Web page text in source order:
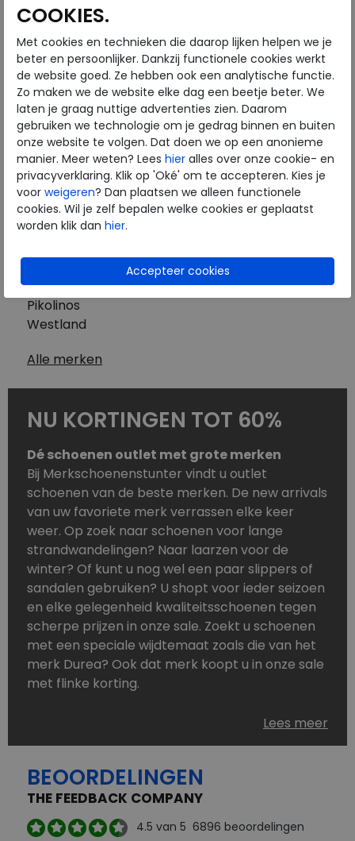
Gabor
Piedi Nudi
Pikolinos
Solidus
Think
Waldlaufer
Westland
Wolky
Herenschoenen
Australian
Birkenstock
Clarks
Mephisto
Pikolinos
Westland
Alle merken
NU KORTINGEN TOT 60%
Dé schoenen outlet met grote merken
Bij Merkschoenenstunter vindt u outlet
schoenen van de beste merken. De new arrivals
van uw favoriete merk verrassen elke keer
weer. Op zoek naar schoenen voor lange
strandwandelingen? Naar laarzen voor de
winter? Of kunt u nog wel een paar slippers of
sandalen gebruiken? U shopt voor ieder seizoen
en elke gelegenheid kwaliteitsschoenen tegen
scherpe prijzen in onze sale. Zoekt u schoenen
met een speciale wijdtemaat zoals die van het
merk Durea? Ook dat merk koopt u in onze sale
met flinke korting.
Schoenen heeft u nooit genoeg. Goedkope
schoenen, maar dus wel van topmerken,
aanbod is zo compleet dat u altijd wel een
passend paar vindt.
Welke schoenmerken vindt u in onze online
Lees meer
BEOORDELINGEN
THE FEEDBACK COMPANY
4.5 van 5 6896 beoordelingen
COOKIES.
Met cookies en technieken die daarop lijken helpen we je
beter en persoonlijker. Dankzij functionele cookies werkt
de website goed. Ze hebben ook een analytische functie.
Zo maken we de website elke dag een beetje beter. We
laten je graag nuttige advertenties zien. Daarom
gebruiken we technologie om je gedrag binnen en buiten
onze website te volgen. Dat doen we op een anonieme
manier. Meer weten? Lees hier alles over onze cookie- en
privacyverklaring. Klik op 'Oké' om te accepteren. Kies je
voor weigeren? Dan plaatsen we alleen functionele
cookies. Wil je zelf bepalen welke cookies er geplaatst
worden klik dan hier.